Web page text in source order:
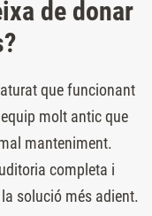
de donar
que funcionant
molt antic que
manteniment.
completa i
solució més adient.